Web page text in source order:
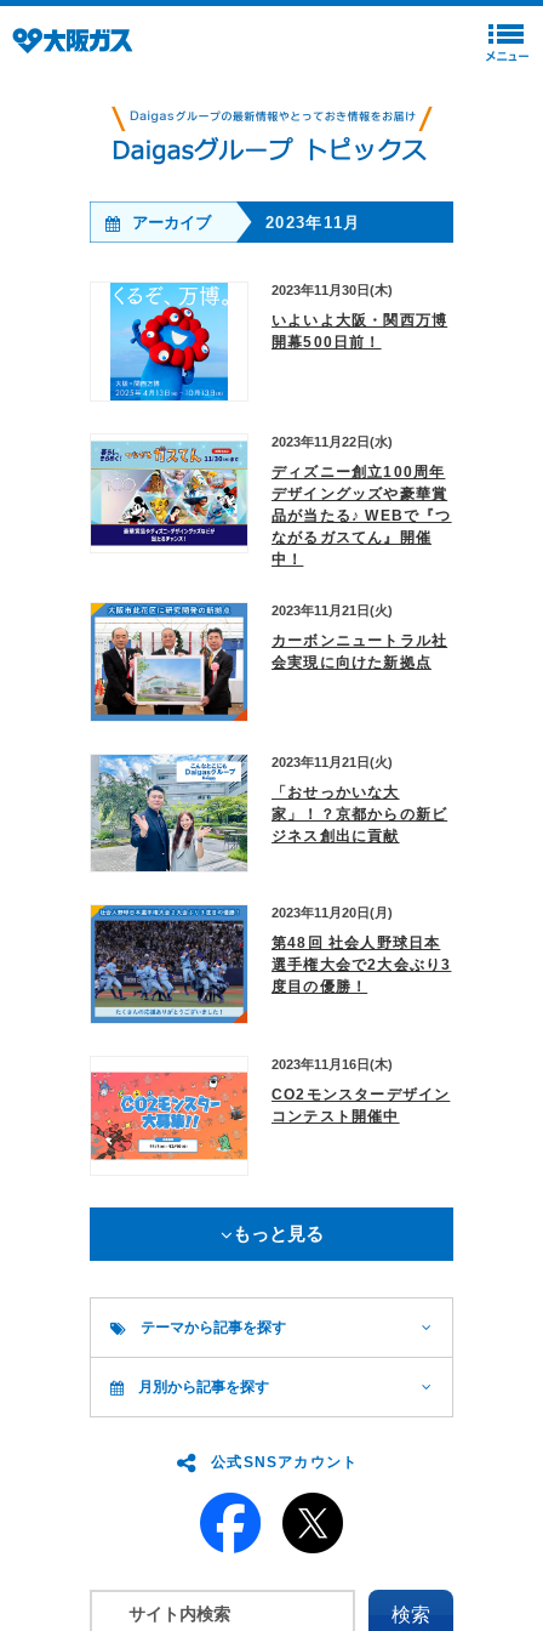
アーカイブ 2023年11月
2023年11月30日(木)
いよいよ大阪・関西万博
開幕500日前！
2023年11月22日(水)
ディズニー創立100周年
デザイングッズや豪華賞
品が当たる♪ WEBで『つ
ながるガスてん』開催
中！
2023年11月21日(火)
カーボンニュートラル社
会実現に向けた新拠点
2023年11月21日(火)
「おせっかいな大
家」！？京都からの新ビ
ジネス創出に貢献
2023年11月20日(月)
第48回 社会人野球日本
選手権大会で2大会ぶり3
度目の優勝！
2023年11月16日(木)
CO2モンスターデザイン
コンテスト開催中
もっと見る
テーマから記事を探す
月別から記事を探す
公式SNSアカウント